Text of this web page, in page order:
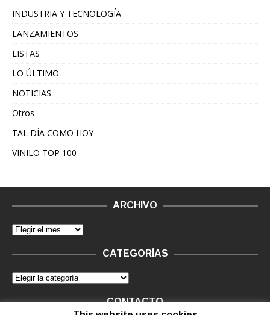
INDUSTRIA Y TECNOLOGÍA
LANZAMIENTOS
LISTAS
LO ÚLTIMO
NOTICIAS
Otros
TAL DÍA COMO HOY
VINILO TOP 100
ARCHIVO
CATEGORÍAS
CONTACTO